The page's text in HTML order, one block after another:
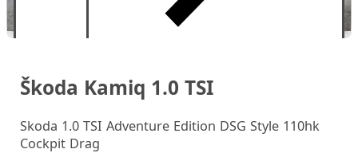
Škoda Kamiq 1.0 TSI
Skoda 1.0 TSI Adventure Edition DSG Style 110hk
Cockpit Drag